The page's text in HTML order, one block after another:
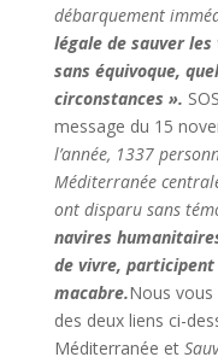
débarquement
légale de sauver
sans équivoque,
circonstances ».
message du 15
l’année, 1337
Méditerranée
ont disparu sans
navires
de vivre, participent
macabre.Nous
des deux liens ci-
Méditerranée et